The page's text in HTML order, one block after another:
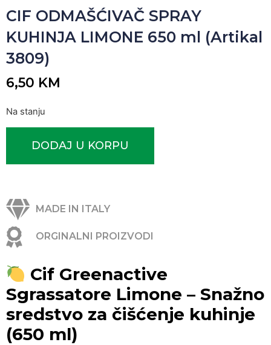
CIF ODMAŠĆIVAČ SPRAY
KUHINJA LIMONE 650 ml (Artikal
3809)
6,50 KM
Na stanju
DODAJ U KORPU
MADE IN ITALY
ORGINALNI PROIZVODI
Cif Greenactive
Sgrassatore Limone – Snažno
sredstvo za čišćenje kuhinje
(650 ml)